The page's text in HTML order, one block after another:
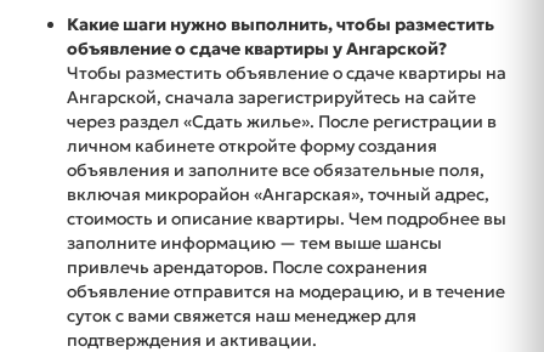
Какие шаги нужно выполнить, чтобы разместить
объявление о сдаче квартиры у Ангарской?
Чтобы разместить объявление о сдаче квартиры на
Ангарской, сначала зарегистрируйтесь на сайте
через раздел «Сдать жилье». После регистрации в
личном кабинете откройте форму создания
объявления и заполните все обязательные поля,
включая микрорайон «Ангарская», точный адрес,
стоимость и описание квартиры. Чем подробнее вы
заполните информацию — тем выше шансы
привлечь арендаторов. После сохранения
объявление отправится на модерацию, и в течение
суток с вами свяжется наш менеджер для
подтверждения и активации.